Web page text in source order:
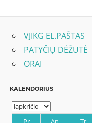
VJIKG EL.PAŠTAS
PATYČIŲ DĖŽUTĖ
ORAI